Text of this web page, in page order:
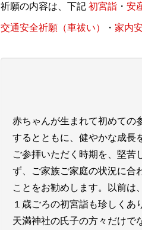
祈願の内容は、下記 初宮詣 ・ 安
交通安全祈願（車祓い） ・ 家内
赤ちゃんが生まれて初めての
するとともに、健やかな成長
ご参拝いただく時期を、堅苦
ず、ご家族ご家庭の状況に合
ことをお勧めします。以前は
１歳ごろの初宮詣も珍しくあ
天満神社の氏子の方々だけで